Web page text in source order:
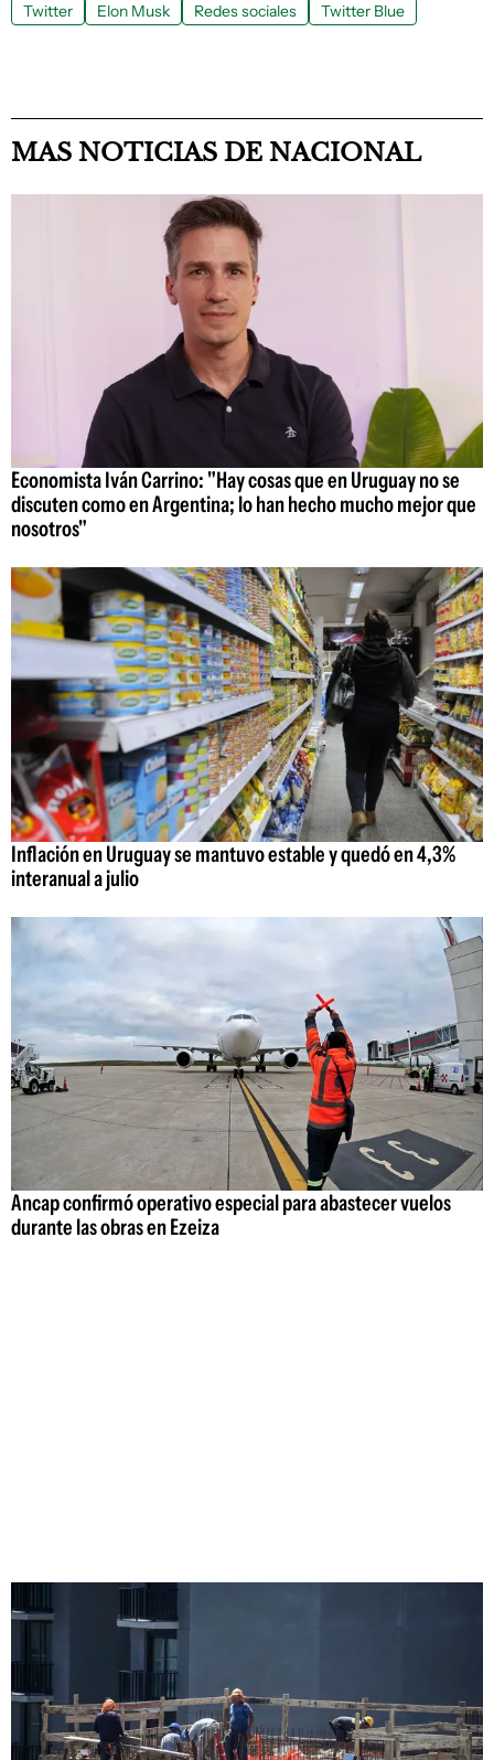
Twitter Elon Musk Redes sociales Twitter Blue
MAS NOTICIAS DE NACIONAL
Economista Iván Carrino: "Hay cosas que en Uruguay no se
discuten como en Argentina; lo han hecho mucho mejor que
nosotros"
Inflación en Uruguay se mantuvo estable y quedó en 4,3%
interanual a julio
Ancap confirmó operativo especial para abastecer vuelos
durante las obras en Ezeiza